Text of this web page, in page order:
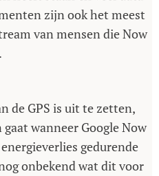
zijn ook het meest
van mensen die Now
de GPS is uit te zetten,
gaat wanneer Google Now
gedurende
onbekend wat dit voor